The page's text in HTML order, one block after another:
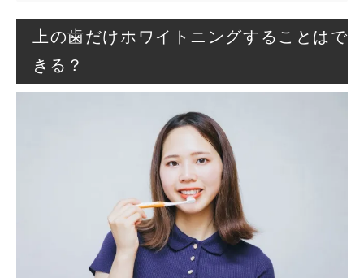
上の歯だけホワイトニングすることはで
きる？